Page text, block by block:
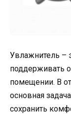
Увлажнитель –
поддерживать
помещении. В
основная
сохранить